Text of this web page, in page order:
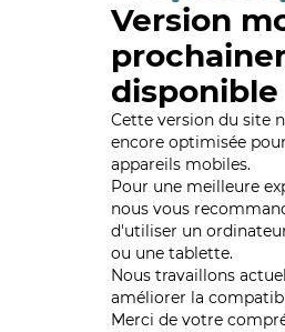
Version
disponible
Cette version du site
encore optimisée
appareils mobiles.
Pour une meilleure
nous vous
d'utiliser un
ou une tablette.
Nous travaillons
améliorer la
Merci de votre